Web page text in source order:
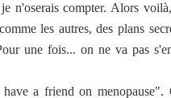
n'oserais compter. Alors
les autres, des plans
une fois... on ne va pas
a friend on